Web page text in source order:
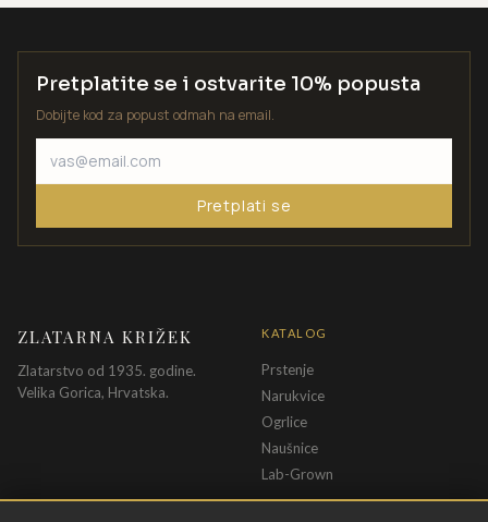
Pretplatite se i ostvarite 10% popusta
Dobijte kod za popust odmah na email.
Pretplati se
ZLATARNA KRIŽEK
Zlatarstvo od 1935. godine.
Velika Gorica, Hrvatska.
KATALOG
Prstenje
Narukvice
Ogrlice
Naušnice
Lab-Grown